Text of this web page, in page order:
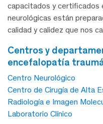
capacitados y certificados
neurológicas están
calidad y calidez que nos
centros y departamentos relacionados
encefalopatía
Centro Neurológico
Centro de Cirugía de Alta
Radiología e Imagen
Laboratorio Clínico